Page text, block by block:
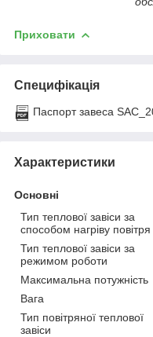
Приховати
Специфікація
Паспорт завеса
Характеристики
Основні
Тип теплової завіси за
способом нагріву повітря
Тип теплової завіси за
режимом роботи
Максимальна потужність
Вага
Тип повітряної теплової
завіси